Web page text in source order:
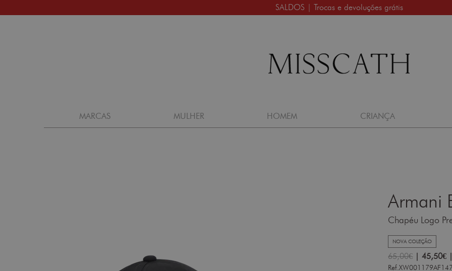
SALDOS | Trocas e devoluções grátis
MARCAS MULHER HOMEM CRIANÇA
Armani
Chapéu Logo
NOVA COLEÇÃO
65,00€ |45,50€ |